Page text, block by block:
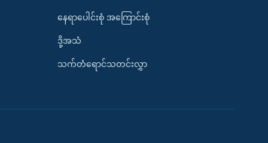
နေရာပေါင်းစုံ အကြောင်းစုံ
ဒို့အသံ
သက်တံရောင်သတင်းလွှာ